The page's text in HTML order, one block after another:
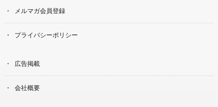
メルマガ会員登録
プライバシーポリシー
広告掲載
会社概要